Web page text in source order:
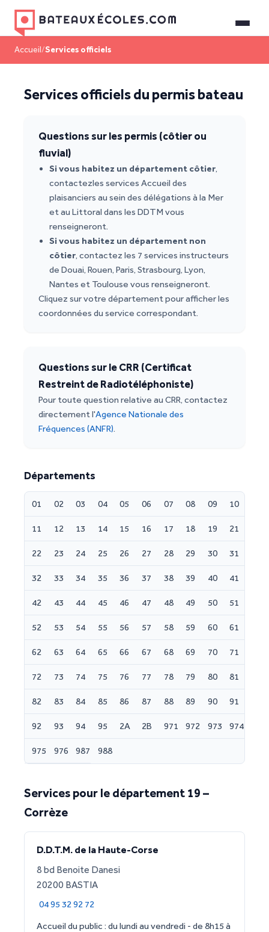
Accueil/Services officiels
Services officiels du permis bateau
Questions sur les permis (côtier ou
fluvial)
Si vous habitez un département côtier,
contactezles services Accueil des
plaisanciers au sein des délégations à la Mer
et au Littoral dans les DDTM vous
renseigneront.
Si vous habitez un département non
côtier, contactez les 7 services instructeurs
de Douai, Rouen, Paris, Strasbourg, Lyon,
Nantes et Toulouse vous renseigneront.
Cliquez sur votre département pour afficher les
coordonnées du service correspondant.
Questions sur le CRR (Certificat
Restreint de Radiotéléphoniste)
Pour toute question relative au CRR, contactez
directement l'Agence Nationale des
Fréquences (ANFR).
Départements
01 02 03 04 05 06 07 08 09 10
11 12 13 14 15 16 17 18 19 21
22 23 24 25 26 27 28 29 30 31
32 33 34 35 36 37 38 39 40 41
42 43 44 45 46 47 48 49 50 51
52 53 54 55 56 57 58 59 60 61
62 63 64 65 66 67 68 69 70 71
72 73 74 75 76 77 78 79 80 81
82 83 84 85 86 87 88 89 90 91
92 93 94 95 2A 2B 971 972 973 974
975 976 987 988
Services pour le département 19 –
Corrèze
D.D.T.M. de la Haute-Corse
8 bd Benoite Danesi
20200 BASTIA
04 95 32 92 72
Accueil du public : du lundi au vendredi - de 8h15 à